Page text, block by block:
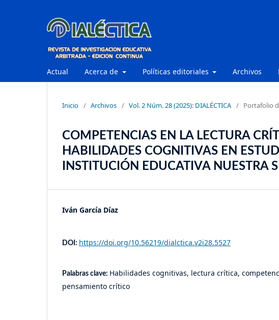
Actual Acerca de Políticas editoriales Archivos
Inicio / Archivos / Vol. 2 Núm. 28 (2025): DIALÉCTICA / Portafolio
COMPETENCIAS EN LA LECTURA
HABILIDADES COGNITIVAS EN
INSTITUCIÓN EDUCATIVA NUESTRA
Iván García Díaz
DOI: https://doi.org/10.56219/dialctica.v2i28.5527
Palabras clave: Habilidades cognitivas, lectura crítica,
pensamiento crítico